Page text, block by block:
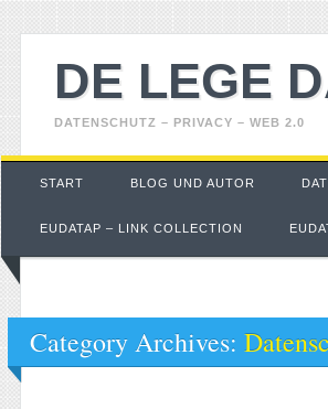
DE LEGE
DATENSCHUTZ – PRIVACY – WEB 2.0
Main menu
Skip
START BLOG UND AUTOR
EUDATAP – LINK COLLECTION
Category Archives: